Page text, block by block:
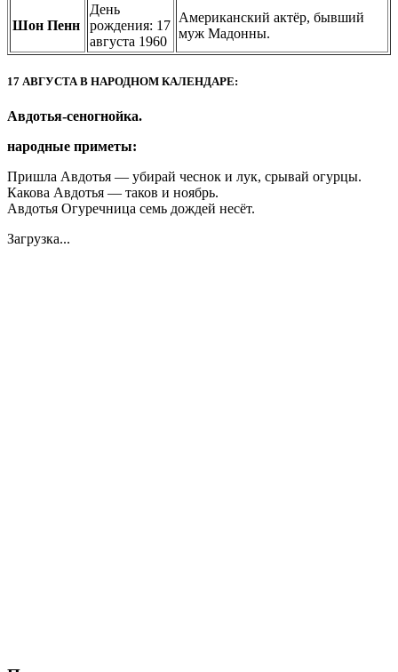
Шон Пенн
День
рождения: 17
августа 1960
Американский актёр, бывший
муж Мадонны.
17 АВГУСТА В НАРОДНОМ КАЛЕНДАРЕ:
Авдотья-сеногнойка.
народные приметы:
Пришла Авдотья — убирай чеснок и лук, срывай огурцы.
Какова Авдотья — таков и ноябрь.
Авдотья Огуречница семь дождей несёт.
Загрузка...